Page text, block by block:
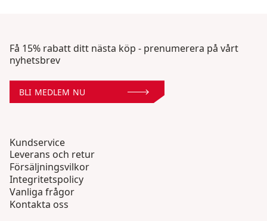
Få 15% rabatt ditt nästa köp - prenumerera på vårt
nyhetsbrev
BLI MEDLEM NU
Kundservice
Leverans och retur
Försäljningsvilkor
Integritetspolicy
Vanliga frågor
Kontakta oss